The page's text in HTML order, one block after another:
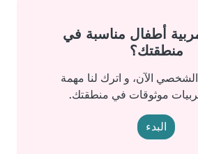
مربية أطفال مناسبة في
منطقتك؟
الآن، و اترك لنا مهمة
موثوقات في منطقتك.
البدء